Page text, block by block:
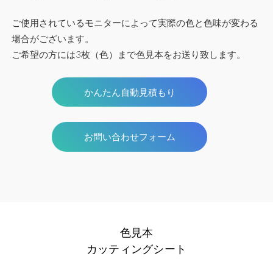
ご使用されているモニターによって実際の色と色味が変わる
場合がございます。
ご希望の方には3枚（色）まで色見本をお送り致します。
かんたん自動見積もり
お問い合わせフォーム
色見本
カッティングシート